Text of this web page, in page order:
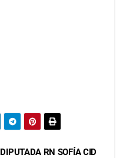
DIPUTADA RN SOFÍA CID